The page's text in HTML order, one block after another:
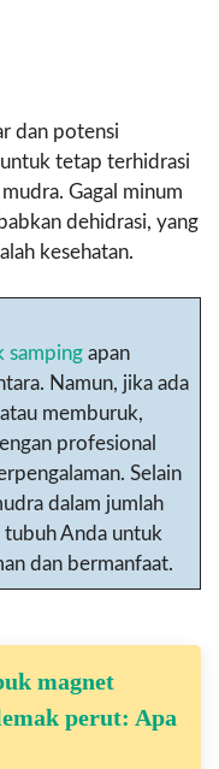
dan potensi
tetap terhidrasi
Gagal minum
dehidrasi, yang
kesehatan.
sampingapan
Namun, jika ada
memburuk,
profesional
Selain
dalam jumlah
tubuh Anda untuk
dan bermanfaat.
magnet
perut: Apa